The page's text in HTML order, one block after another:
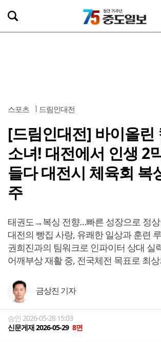
스포츠 드림인대전
[드림인대전] 바이올린
소녀! 대전에서 인생 2
들다 대전시 체육회 복
주
태권도→복싱 전향…빠른 성장으로 정
대전의 빵집 사랑, 유쾌한 일상과 훈련
권희진과의 팀워크로 인파이터 상대 실
어깨부상 재활 중, 전국체전 목표로 최
금상진 기자
승인 2026-05-28 15:03
신문게재 2026-05-29 8면